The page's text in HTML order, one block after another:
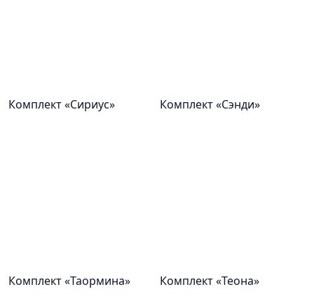
Комплект «Сириус» Комплект «Сэнди»
Комплект «Таормина» Комплект «Теона»